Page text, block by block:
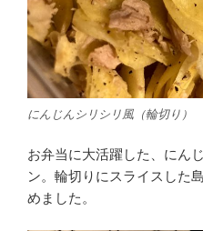
にんじんシリシリ風（輪切り）
お弁当に大活躍した、にん
ン。輪切りにスライスした
めました。